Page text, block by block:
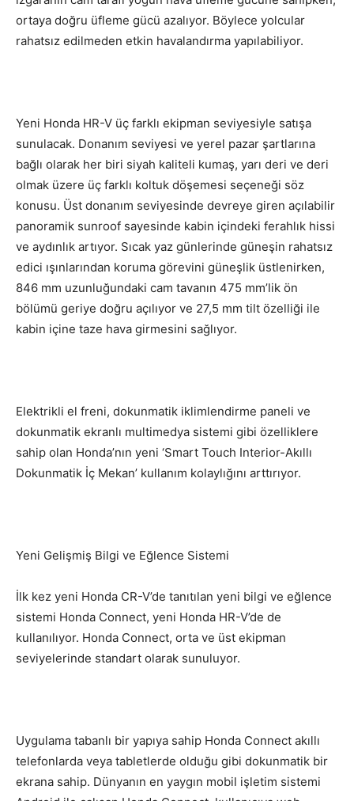
ortaya doğru üfleme gücü azalıyor. Böylece yolcular
rahatsız edilmeden etkin havalandırma yapılabiliyor.
Yeni Honda HR-V üç farklı ekipman seviyesiyle satışa
sunulacak. Donanım seviyesi ve yerel pazar şartlarına
bağlı olarak her biri siyah kaliteli kumaş, yarı deri ve deri
olmak üzere üç farklı koltuk döşemesi seçeneği söz
konusu. Üst donanım seviyesinde devreye giren açılabilir
panoramik sunroof sayesinde kabin içindeki ferahlık hissi
ve aydınlık artıyor. Sıcak yaz günlerinde güneşin rahatsız
edici ışınlarından koruma görevini güneşlik üstlenirken,
846 mm uzunluğundaki cam tavanın 475 mm’lik ön
bölümü geriye doğru açılıyor ve 27,5 mm tilt özelliği ile
kabin içine taze hava girmesini sağlıyor.
Elektrikli el freni, dokunmatik iklimlendirme paneli ve
dokunmatik ekranlı multimedya sistemi gibi özelliklere
sahip olan Honda’nın yeni ‘Smart Touch Interior-Akıllı
Dokunmatik İç Mekan’ kullanım kolaylığını arttırıyor.
Yeni Gelişmiş Bilgi ve Eğlence Sistemi
İlk kez yeni Honda CR-V’de tanıtılan yeni bilgi ve eğlence
sistemi Honda Connect, yeni Honda HR-V’de de
kullanılıyor. Honda Connect, orta ve üst ekipman
seviyelerinde standart olarak sunuluyor.
Uygulama tabanlı bir yapıya sahip Honda Connect akıllı
telefonlarda veya tabletlerde olduğu gibi dokunmatik bir
ekrana sahip. Dünyanın en yaygın mobil işletim sistemi